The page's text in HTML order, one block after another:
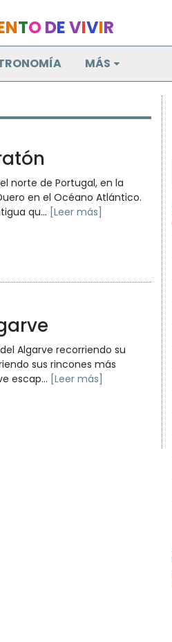
NTODEVIVIR
MÁS
norte de Portugal, en la
en el Océano Atlántico.
qu... [Leer más]
Algarve recorriendo su
sus rincones más
escap... [Leer más]